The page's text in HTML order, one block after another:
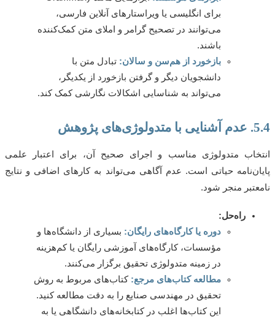
برای انگلیسی یا ویراستارهای آنلاین فارسی،
می‌توانند در تصحیح گرامر و املای متن کمک‌کننده
باشند.
بازخورد از هم‌سن و سالان:تبادل متن با
دانشجویان دیگر و گرفتن بازخورد از یکدیگر،
می‌تواند به شناسایی اشکالات نگارشی کمک کند.
متدولوژی مناسب و اجرای صحیح آن، برای اعتبار علمی
حیاتی است. عدم آگاهی می‌تواند به کارهای اضافی و نتایج
منجر شود.
راه‌حل:
دوره یا کارگاه‌های رایگان:بسیاری از دانشگاه‌ها و
مؤسسات، کارگاه‌های آموزشی رایگان یا کم‌هزینه
در زمینه متدولوژی تحقیق برگزار می‌کنند.
مطالعه کتاب‌های مرجع:کتاب‌های مربوط به روش
تحقیق در مهندسی صنایع را به دقت مطالعه کنید.
این کتاب‌ها اغلب در کتابخانه‌های دانشگاهی یا به